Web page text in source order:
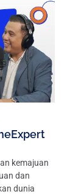
kemajuan
dan
dunia